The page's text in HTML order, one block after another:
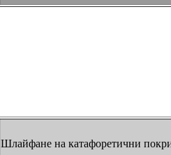
Шлайфане на катафоретични